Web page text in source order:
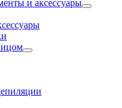
и аксессуары